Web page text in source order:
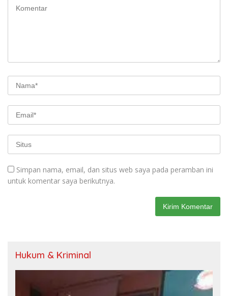
Simpan nama, email, dan situs web saya pada peramban ini
untuk komentar saya berikutnya.
Hukum & Kriminal